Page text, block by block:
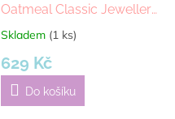
Oatmeal Classic Jewellery
Box Lid | krémová
Průměrné
produktu
3,0
Skladem (1 ks)
629 Kč
Do košíku